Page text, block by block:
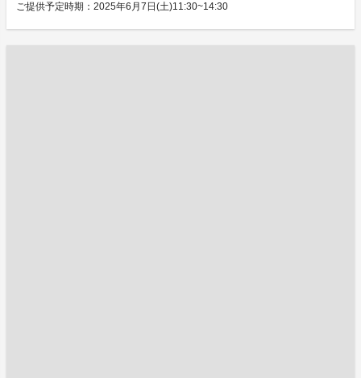
ご提供予定時期：2025年6月7日(土)11:30~14:30